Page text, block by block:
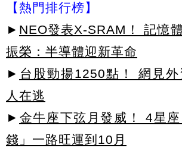
【熱門排行榜】
► NEO發表X-SRAM！ 記憶
振榮：半導體迎新革命
► 台股勁揚1250點！ 網見
人在逃
► 金牛座下弦月發威！ 4星
錢」一路旺運到10月